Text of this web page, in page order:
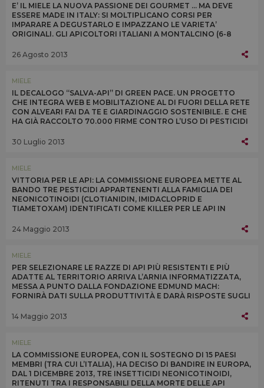
E’ IL MIELE LA NUOVA PASSIONE DEI GOURMET ... MA DEVE
ESSERE MADE IN ITALY: SI MOLTIPLICANO CORSI PER
IMPARARE A DEGUSTARLO E IMPAZZANO LE VARIETA’
ORIGINALI. GLI APICOLTORI ITALIANI A MONTALCINO (6-8
26 Agosto 2013
MIELE
IL DECALOGO “SALVA-API” DI GREEN PACE. UN PROGETTO
CHE INTEGRA WEB E MOBILITAZIONE AL DI FUORI DELLA RETE
CON ALVEARI FAI DA TE E GIARDINAGGIO SOSTENIBILE. E CHE
HA GIÀ RACCOLTO 70.000 FIRME CONTRO L’USO DI PESTICIDI
30 Luglio 2013
MIELE
VITTORIA PER LE API: LA COMMISSIONE EUROPEA METTE AL
BANDO TRE PESTICIDI APPARTENENTI ALLA FAMIGLIA DEI
NEONICOTINOIDI (CLOTIANIDIN, IMIDACLOPRID E
TIAMETOXAM) IDENTIFICATI COME KILLER PER LE API IN
24 Maggio 2013
MIELE
PER SELEZIONARE LE RAZZE DI API PIÙ RESISTENTI E PIÙ
ADATTE AL TERRITORIO ARRIVA L’ARNIA INFORMATIZZATA,
MESSA A PUNTO DALLA FONDAZIONE EDMUND MACH:
FORNIRÀ DATI SULLA PRODUTTIVITÀ E DARÀ RISPOSTE SUGLI
14 Maggio 2013
MIELE
LA COMMISSIONE EUROPEA, CON IL SOSTEGNO DI 15 PAESI
MEMBRI (TRA CUI L’ITALIA), HA DECISO DI BANDIRE IN EUROPA,
DAL 1 DICEMBRE 2013, TRE INSETTICIDI NEONICOTINOIDI,
RITENUTI TRA I RESPONSABILI DELLA MORTE DELLE API